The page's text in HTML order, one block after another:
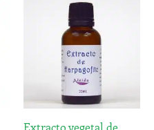
Extracto vegetal de
de
precios:
desde
5,35€
hasta
12,72€